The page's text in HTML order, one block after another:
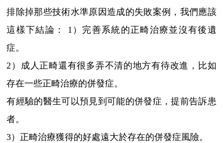
排除掉那些技術水準原因造成的失敗案例，我們應該
這樣下結論： 1）完善系統的正畸治療並沒有後遺
症。
2）成人正畸還有很多弄不清的地方有待改進，比如
存在一些正畸治療的併發症。
有經驗的醫生可以預見到可能的併發症，提前告訴患
者。
3）正畸治療獲得的好處遠大於存在的併發症風險。